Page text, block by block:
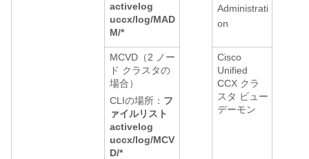
activelog
uccx/log/MAD
M/*
Administrati
on
MCVD（2 ノー
ド クラスタの
場合）
CLIの場所： フ
ァイルリスト
activelog
uccx/log/MCV
D/*
Cisco
Unified
CCX クラ
スタ ビュー
デーモン